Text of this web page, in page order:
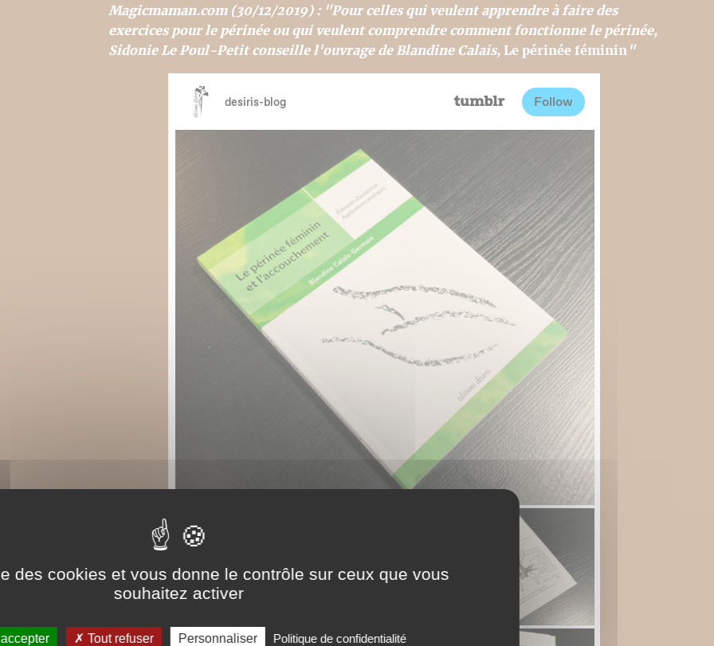
Magicmaman.com (30/12/2019) : "Pour celles qui veulent apprendre à faire des
exercices pour le périnée ou qui veulent comprendre comment fonctionne le périnée,
Sidonie Le Poul-Petit conseille l'ouvrage de Blandine Calais,Le périnée féminin"
des cookies et vous donne le contrôle sur ceux que vous
souhaitez activer
Tout refuser Personnaliser Politique de confidentialité